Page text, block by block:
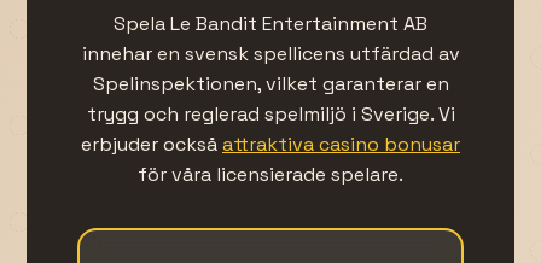
Spela Le Bandit Entertainment AB
innehar en svensk spellicens utfärdad av
Spelinspektionen, vilket garanterar en
trygg och reglerad spelmiljö i Sverige. Vi
erbjuder ocksåattraktiva casino bonusar
för våra licensierade spelare.